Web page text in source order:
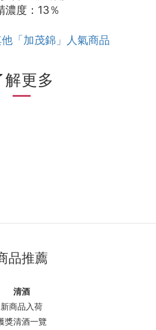
濃度：13％
「加茂錦」人氣商品
解更多
品推薦
清酒
新商品入荷
獎清酒一覽